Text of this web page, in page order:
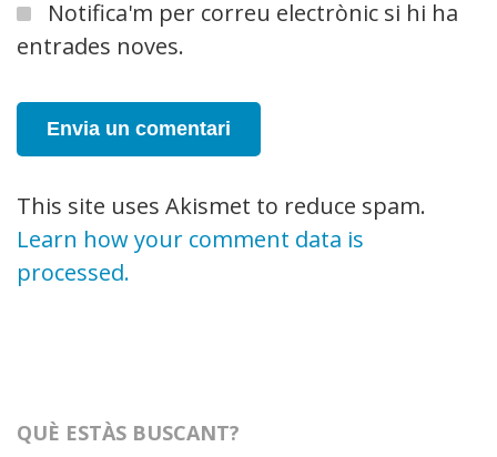
Notifica'm per correu electrònic si hi ha
entrades noves.
This site uses Akismet to reduce spam.
Learn how your comment data is
processed.
QUÈ ESTÀS BUSCANT?